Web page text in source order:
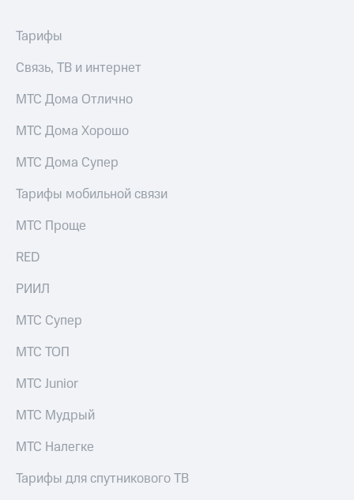
Программа
приобретения
Порядок
акций
Дивиденды
Рынок
облигаций
Описание
Уведомление
Реквизиты
развитие
На главную
Тарифы
Связь, ТВ и интернет
МТС Дома Отлично
МТС Дома Хорошо
МТС Дома Супер
Тарифы мобильной связи
МТС Проще
RED
РИИЛ
МТС Супер
МТС ТОП
МТС Junior
МТС Мудрый
МТС Налегке
Тарифы для спутникового ТВ